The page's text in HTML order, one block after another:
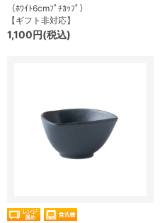
（ﾎﾜｲﾄ6cmﾌﾟﾁｶｯﾌﾟ）
【ギフト非対応】
1,100円(税込)